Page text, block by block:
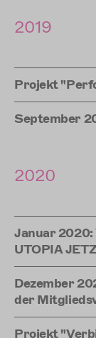
2019
Projekt
September
2020
Januar
UTOPIA
Dezember
der
Projekt